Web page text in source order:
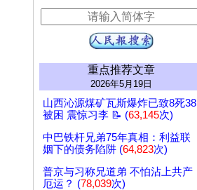
重点推荐文章
2026年5月19日
山西沁源煤矿瓦斯爆炸已致8死38
被困 震惊习李 📝 (63,145次)
中巴铁杆兄弟75年真相：利益联
姻下的债务陷阱 (64,823次)
普京与习称兄道弟 不怕沾上共产
厄运？ (78,039次)